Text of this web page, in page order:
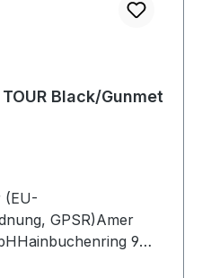
Black/Gunmet
(EU-
GPSR)Amer
9